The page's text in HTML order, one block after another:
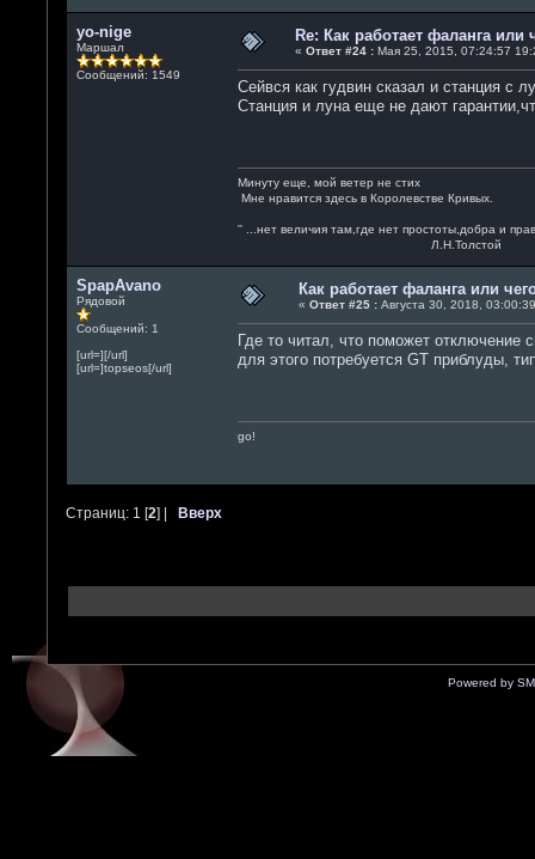
yo-nige
Маршал
Сообщений: 1549
Re: Как работает фаланга или
« Ответ #24 :Мая 25, 2015, 07:24:57
Сейвся как гудвин сказал и станция с
Станция и луна еще не дают
Минуту еще, мой ветер не стих
Мне нравится здесь в Королевстве Кривых.
'' ...нет величия там,где нет простоты,добра и
Л.Н.Толстой
SpapAvano
Рядовой
Сообщений: 1
[url=][/url]
[url=]topseos[/url]
Как работает фаланга или
« Ответ #25 :Августа 30, 2018,
Где то читал, что поможет отключение
для этого потребуется GT приблуды,
go!
Страниц: 1 [2] | Вверх
Powered by